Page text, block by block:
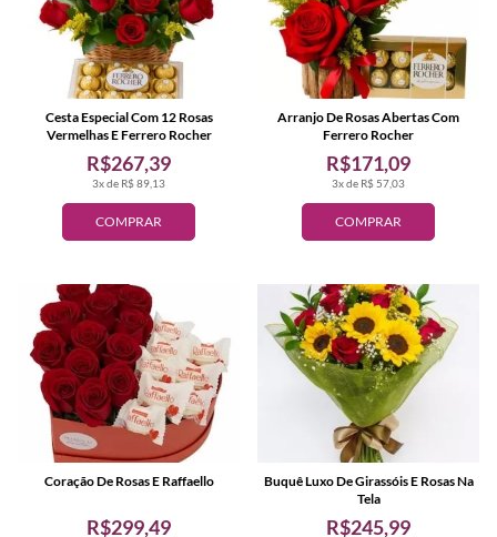
COMPRAR
3x de R$ 89,13
R$267,39
Cesta Especial Com 12 Rosas
Vermelhas E Ferrero Rocher
COMPRAR
3x de R$ 57,03
R$171,09
Arranjo De Rosas Abertas Com
Ferrero Rocher
R$299,49
Coração De Rosas E Raffaello
R$245,99
Buquê Luxo De Girassóis E Rosas Na
Tela